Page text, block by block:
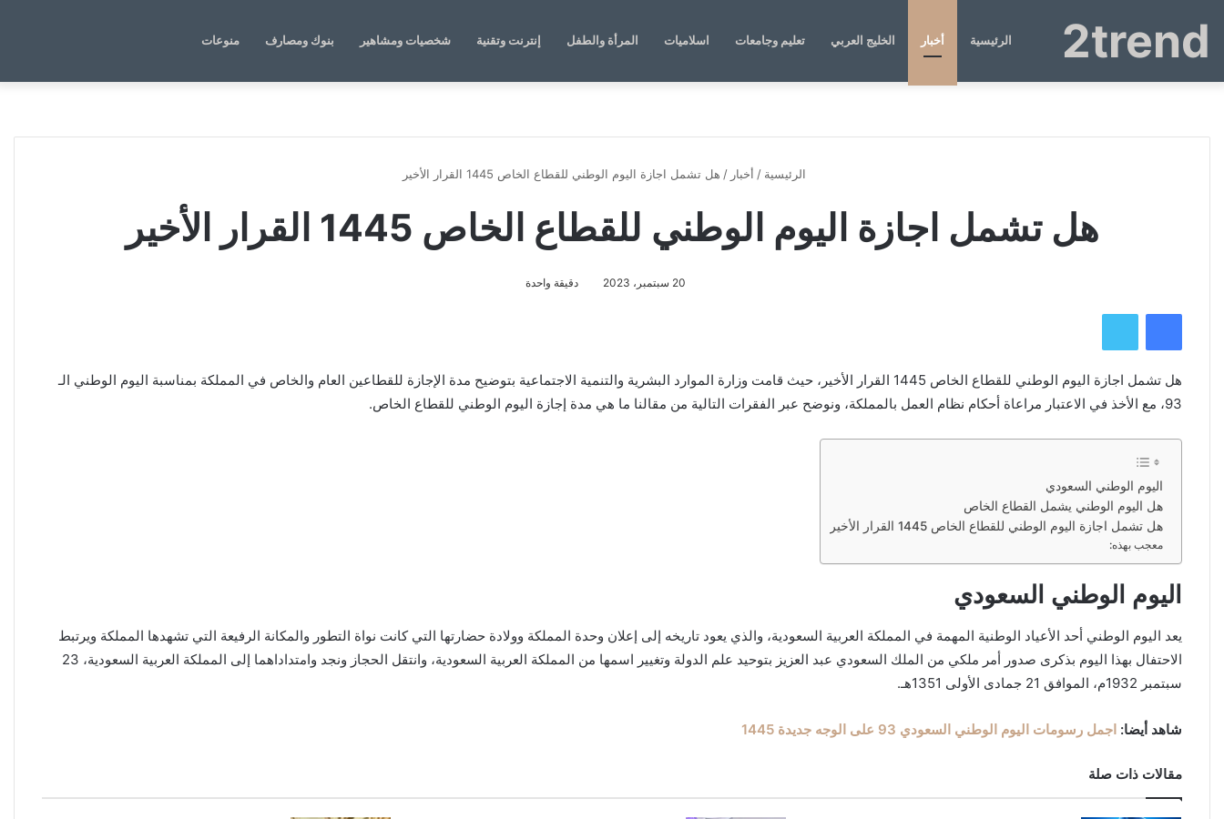
2trend الرئيسية أخبار الخليج العربي تعليم وجامعات اسلاميات المرأة والطفل إنترنت وتقنية شخصيات ومشاهير بنوك ومصارف منوعات
الرئيسية / أخبار / هل تشمل اجازة اليوم الوطني للقطاع الخاص 1445 القرار الأخير
هل تشمل اجازة اليوم الوطني للقطاع الخاص 1445 القرار الأخير
20 سبتمبر، 2023 دقيقة واحدة
فيسبوك تويتر
هل تشمل اجازة اليوم الوطني للقطاع الخاص 1445 القرار الأخير، حيث قامت وزارة الموارد البشرية والتنمية الاجتماعية بتوضيح مدة الإجازة للقطاعين العام والخاص في المملكة بمناسبة اليوم الوطني الـ
93، مع الأخذ في الاعتبار مراعاة أحكام نظام العمل بالمملكة، ونوضح عبر الفقرات التالية من مقالنا ما هي مدة إجازة اليوم الوطني للقطاع الخاص.
اليوم الوطني السعودي
هل اليوم الوطني يشمل القطاع الخاص
هل تشمل اجازة اليوم الوطني للقطاع الخاص 1445 القرار الأخير
معجب بهذه:
اليوم الوطني السعودي
يعد اليوم الوطني أحد الأعياد الوطنية المهمة في المملكة العربية السعودية، والذي يعود تاريخه إلى إعلان وحدة المملكة وولادة حضارتها التي كانت نواة التطور والمكانة الرفيعة التي تشهدها المملكة ويرتبط
الاحتفال بهذا اليوم بذكرى صدور أمر ملكي من الملك السعودي عبد العزيز بتوحيد علم الدولة وتغيير اسمها من المملكة العربية السعودية، وانتقل الحجاز ونجد وامتداداهما إلى المملكة العربية السعودية، 23
سبتمبر 1932م، الموافق 21 جمادى الأولى 1351هـ.
شاهد أيضا: اجمل رسومات اليوم الوطني السعودي 93 على الوجه جديدة 1445
مقالات ذات صلة